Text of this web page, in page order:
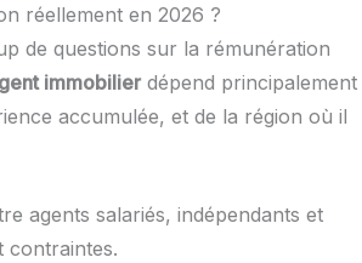
réellement en 2026 ?
de questions sur la rémunération
immobilier dépend principalement
accumulée, et de la région où il
agents salariés, indépendants et
contraintes.